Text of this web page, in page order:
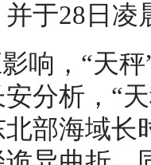
于28日
响，“天
分析，“
部海域长